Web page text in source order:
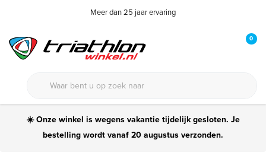
Meer dan 25 jaar ervaring
0
☀️ Onze winkel is wegens vakantie tijdelijk gesloten. Je
bestelling wordt vanaf 20 augustus verzonden.